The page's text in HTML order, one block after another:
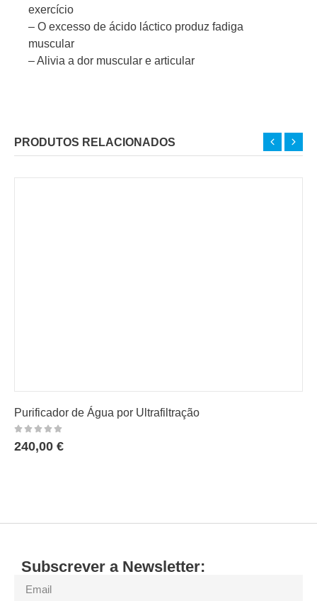
exercício
– O excesso de ácido láctico produz fadiga
muscular
– Alivia a dor muscular e articular
PRODUTOS RELACIONADOS
Purificador de Água por Osmose Inversa
Subscrever a Newsletter: